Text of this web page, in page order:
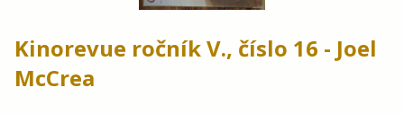
Kinorevue ročník V., číslo 16 - Joel
McCrea